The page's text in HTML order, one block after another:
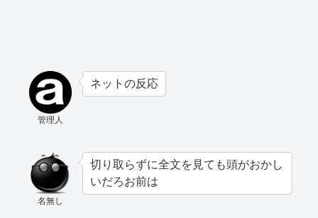
管理人
ネットの反応
名無し
切り取らずに全文を見ても頭がおかし
いだろお前は